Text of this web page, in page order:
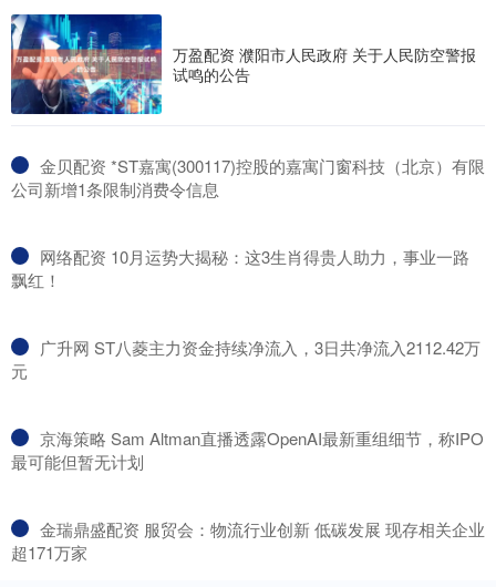
万盈配资 濮阳市人民政府 关于人民防空警报
试鸣的公告
​金贝配资 *ST嘉寓(300117)控股的嘉寓门窗科技（北京）有限
公司新增1条限制消费令信息
​网络配资 10月运势大揭秘：这3生肖得贵人助力，事业一路
飘红！
​广升网 ST八菱主力资金持续净流入，3日共净流入2112.42万
元
​京海策略 Sam Altman直播透露OpenAI最新重组细节，称IPO
最可能但暂无计划
​金瑞鼎盛配资 服贸会：物流行业创新 低碳发展 现存相关企业
超171万家